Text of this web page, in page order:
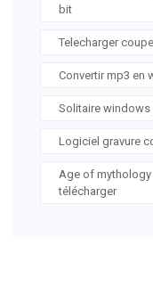
bit
Telecharger
Convertir mp3 en
Solitaire windows
Logiciel gravure
Age of
télécharger